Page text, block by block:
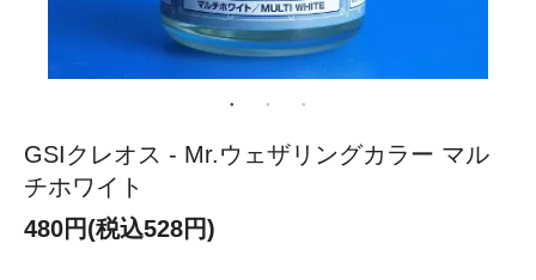
GSIクレオス - Mr.ウェザリングカラー マル
チホワイト
480円(税込528円)